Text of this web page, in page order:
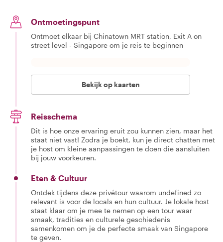
Ontmoetingspunt
Ontmoet elkaar bij Chinatown MRT station, Exit A on
street level - Singapore om je reis te beginnen
Bekijk op kaarten
Reisschema
Dit is hoe onze ervaring eruit zou kunnen zien, maar het
staat niet vast! Zodra je boekt, kun je direct chatten met
je host om kleine aanpassingen te doen die aansluiten
bij jouw voorkeuren.
Eten & Cultuur
Ontdek tijdens deze privétour waarom undefined zo
relevant is voor de locals en hun cultuur. Je lokale host
staat klaar om je mee te nemen op een tour waar
smaak, tradities en culturele geschiedenis
samenkomen om je de perfecte smaak van Singapore
te geven.